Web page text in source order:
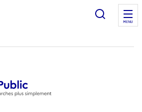
Ouvrir
MENU